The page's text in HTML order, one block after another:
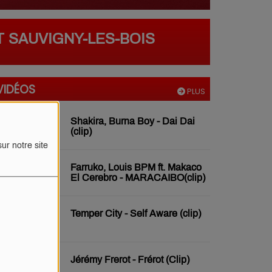
notre site
SAUVIGNY-LES-BOIS
PLUS
Shakira, Burna Boy - Dai Dai
(clip)
Farruko, Louis BPM ft. Makaco
El Cerebro - MARACAIBO(clip)
Temper City - Self Aware (clip)
Jérémy Frerot - Frérot (Clip)